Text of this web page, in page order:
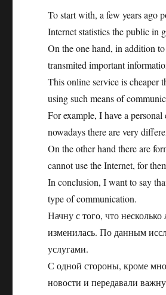
To start with, a few years ago
Internet statistics the public in
On the one hand, in addition
transmited important
This online service is cheaper
using such means of
For example, I have a
nowadays there are very
On the other hand there are
cannot use the Internet, for
In conclusion, I want to say
type of communication.
Начну с того, что
изменилась. По данным
услугами.
С одной стороны, кроме
новости и передавали